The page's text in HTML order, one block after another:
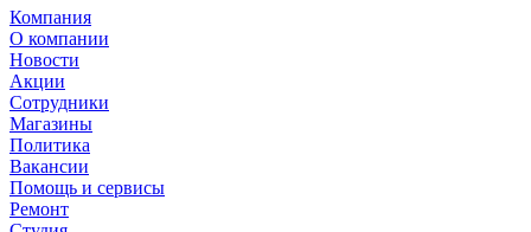
Компания
О компании
Новости
Акции
Сотрудники
Магазины
Политика
Вакансии
Помощь и сервисы
Ремонт